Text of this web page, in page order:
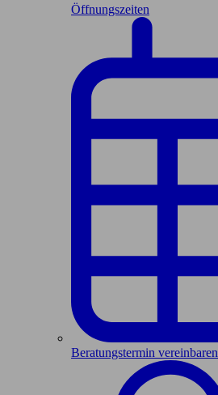
Öffnungszeiten
Beratungstermin vereinbaren